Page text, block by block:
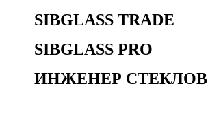
SIBGLASS TRADE
SIBGLASS PRO
ИНЖЕНЕР СТЕКЛОВ